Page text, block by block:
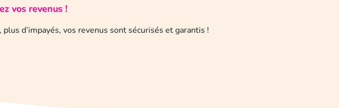
vos revenus !
d’impayés, vos revenus sont sécurisés et garantis !